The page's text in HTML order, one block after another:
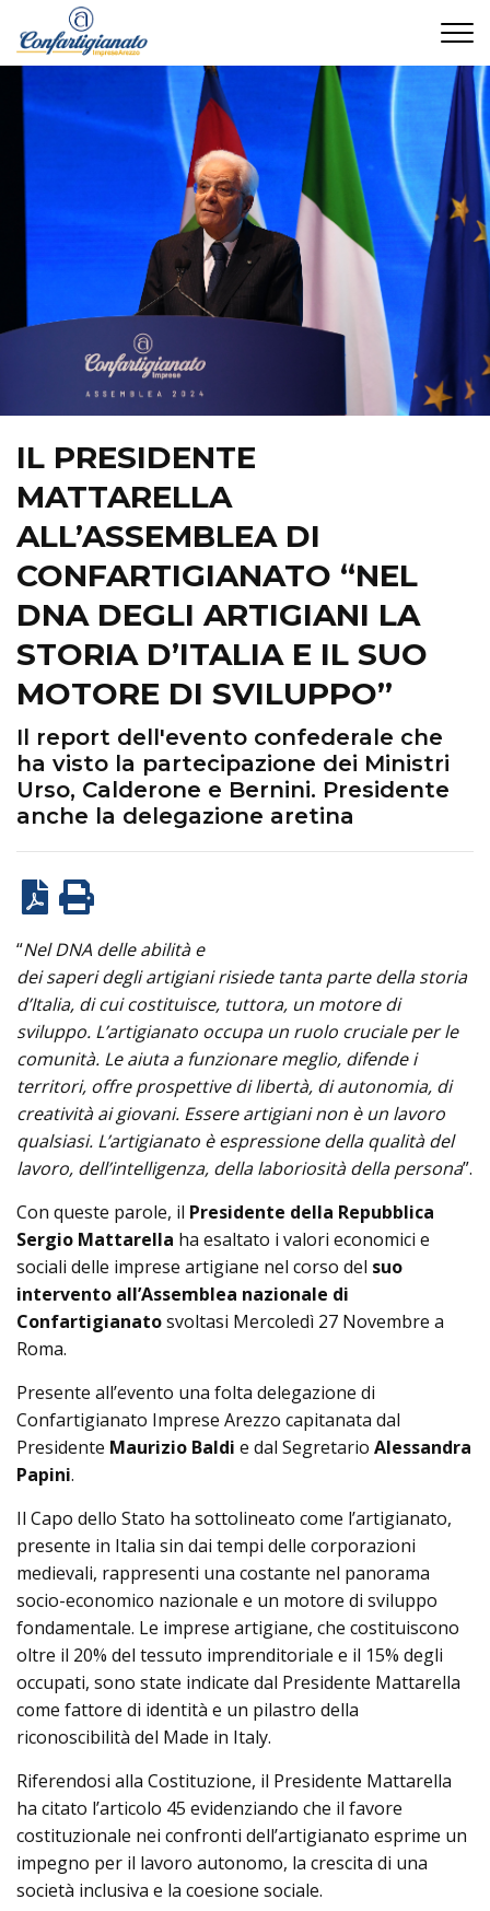
IL PRESIDENTE
MATTARELLA
ALL’ASSEMBLEA DI
CONFARTIGIANATO “NEL
DNA DEGLI ARTIGIANI LA
STORIA D’ITALIA E IL SUO
MOTORE DI SVILUPPO”
Il report dell'evento confederale che
ha visto la partecipazione dei Ministri
Urso, Calderone e Bernini. Presidente
anche la delegazione aretina
“Nel DNA delle abilità e
dei saperi degli artigiani risiede tanta parte della storia
d’Italia, di cui costituisce, tuttora, un motore di
sviluppo. L’artigianato occupa un ruolo cruciale per le
comunità. Le aiuta a funzionare meglio, difende i
territori, offre prospettive di libertà, di autonomia, di
creatività ai giovani. Essere artigiani non è un lavoro
qualsiasi. L’artigianato è espressione della qualità del
lavoro, dell’intelligenza, della laboriosità della persona”.
Con queste parole, il Presidente della Repubblica
Sergio Mattarella ha esaltato i valori economici e
sociali delle imprese artigiane nel corso del suo
intervento all’Assemblea nazionale di
Confartigianatosvoltasi Mercoledì 27 Novembre a
Roma.
Presente all’evento una folta delegazione di
Confartigianato Imprese Arezzo capitanata dal
Presidente Maurizio Baldi e dal Segretario Alessandra
Papini.
Il Capo dello Stato ha sottolineato come l’artigianato,
presente in Italia sin dai tempi delle corporazioni
medievali, rappresenti una costante nel panorama
socio-economico nazionale e un motore di sviluppo
fondamentale. Le imprese artigiane, che costituiscono
oltre il 20% del tessuto imprenditoriale e il 15% degli
occupati, sono state indicate dal Presidente Mattarella
come fattore di identità e un pilastro della
riconoscibilità del Made in Italy.
Riferendosi alla Costituzione, il Presidente Mattarella
ha citato l’articolo 45 evidenziando che il favore
costituzionale nei confronti dell’artigianato esprime un
impegno per il lavoro autonomo, la crescita di una
società inclusiva e la coesione sociale.